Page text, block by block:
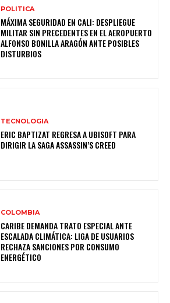
POLITICA
MÁXIMA SEGURIDAD EN CALI: DESPLIEGUE
MILITAR SIN PRECEDENTES EN EL AEROPUERTO
ALFONSO BONILLA ARAGÓN ANTE POSIBLES
DISTURBIOS
TECNOLOGIA
ERIC BAPTIZAT REGRESA A UBISOFT PARA
DIRIGIR LA SAGA ASSASSIN’S CREED
COLOMBIA
CARIBE DEMANDA TRATO ESPECIAL ANTE
ESCALADA CLIMÁTICA: LIGA DE USUARIOS
RECHAZA SANCIONES POR CONSUMO
ENERGÉTICO